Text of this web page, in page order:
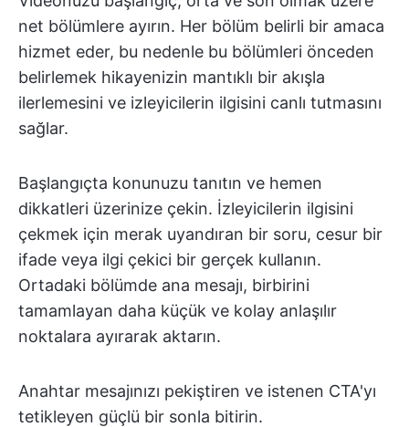
net bölümlere ayırın. Her bölüm belirli bir amaca
hizmet eder, bu nedenle bu bölümleri önceden
belirlemek hikayenizin mantıklı bir akışla
ilerlemesini ve izleyicilerin ilgisini canlı tutmasını
sağlar.
Başlangıçta konunuzu tanıtın ve hemen
dikkatleri üzerinize çekin. İzleyicilerin ilgisini
çekmek için merak uyandıran bir soru, cesur bir
ifade veya ilgi çekici bir gerçek kullanın.
Ortadaki bölümde ana mesajı, birbirini
tamamlayan daha küçük ve kolay anlaşılır
noktalara ayırarak aktarın.
Anahtar mesajınızı pekiştiren ve istenen CTA'yı
tetikleyen güçlü bir sonla bitirin.